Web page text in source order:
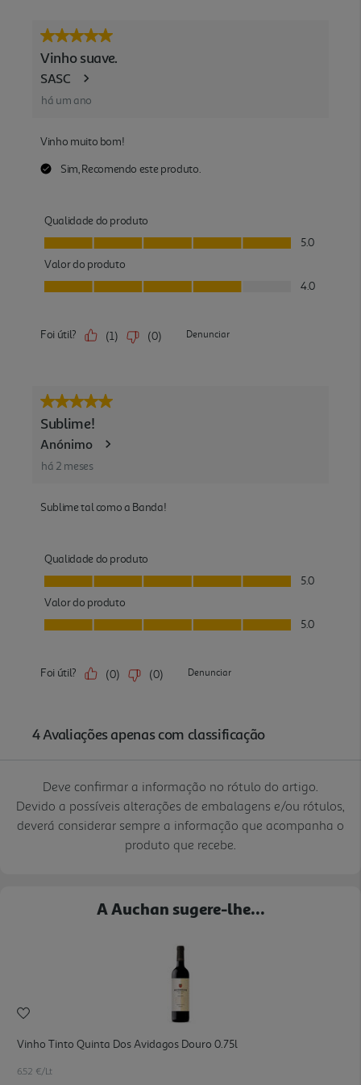
Deve confirmar a informação no rótulo do artigo.
Devido a possíveis alterações de embalagens e/ou rótulos,
deverá considerar sempre a informação que acompanha o
produto que recebe.
A Auchan sugere-lhe...
Vinho Tinto Quinta Dos Avidagos Douro 0.75l
6.52 €/Lt